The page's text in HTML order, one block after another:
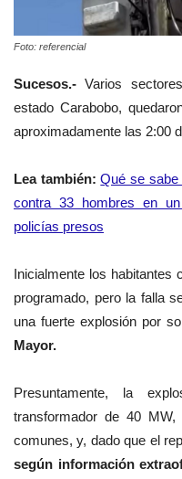
Foto: referencial
Sucesos.- Varios
estado Carabobo,
aproximadamente las 2:00
Lea también:Qué se sabe
contra 33 hombres en
policías presos
Inicialmente los
programado, pero la falla
una fuerte explosión por
Mayor.
Presuntamente, la
transformador de 40 MW,
comunes, y, dado que el
según información